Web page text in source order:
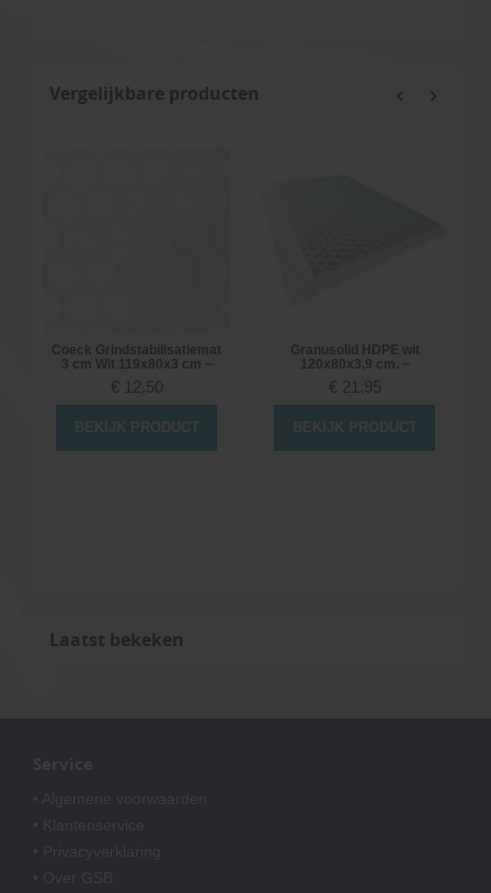
Vergelijkbare producten
Coeck Grindstabilisatiemat
3 cm Wit 119x80x3 cm ~
€ 12,50
BEKIJK PRODUCT
Granusolid HDPE wit
120x80x3,9 cm. ~
€ 21,95
BEKIJK PRODUCT
Laatst bekeken